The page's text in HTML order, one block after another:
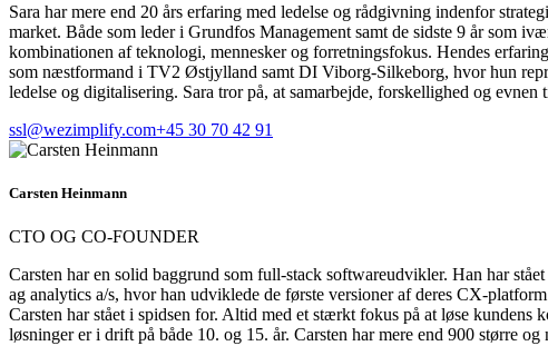
Sara har mere end 20 års erfaring med ledelse og rådgivning indenfor
market. Både som leder i Grundfos Management samt de sidste 9 år som
kombinationen af teknologi, mennesker og forretningsfokus. Hendes
som næstformand i TV2 Østjylland samt DI Viborg-Silkeborg, hvor hun
ledelse og digitalisering. Sara tror på, at samarbejde, forskellighed og
ssl@wezimplify.com+45 30 70 42 91
Carsten Heinmann
CTO OG CO-FOUNDER
Carsten har en solid baggrund som full-stack softwareudvikler. Han har
ag analytics a/s, hvor han udviklede de første versioner af deres CX-
Carsten har stået i spidsen for. Altid med et stærkt fokus på at løse
løsninger er i drift på både 10. og 15. år. Carsten har mere end 900 større